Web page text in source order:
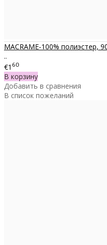
MACRAME-100% полиэстер,
..
€1 60
В корзину
Добавить в сравнения
В список пожеланий